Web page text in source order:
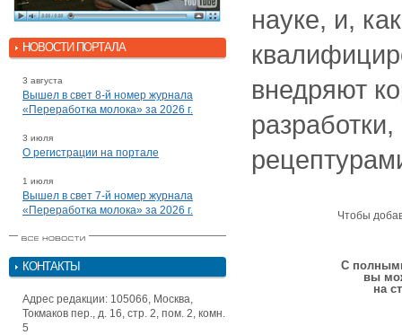
НОВОСТИ ПОРТАЛА
3 августа
Вышел в свет 8-й номер журнала
«Переработка молока» за 2026 г.
3 июля
О регистрации на портале
1 июля
Вышел в свет 7-й номер журнала
«Переработка молока» за 2026 г.
КОНТАКТЫ
Адрес редакции: 105066, Москва,
Токмаков пер., д. 16, стр. 2, пом. 2, комн.
5
науке, и,
внедряют
Чтобы
С
вы
на